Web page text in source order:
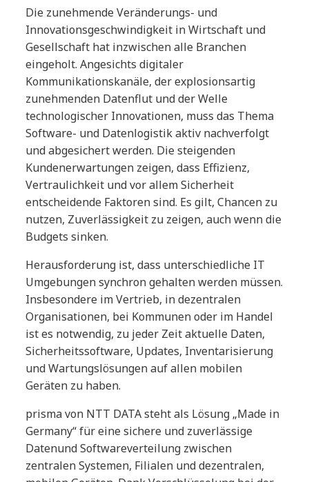
Die zunehmende Veränderungs- und
Innovationsgeschwindigkeit in Wirtschaft und
Gesellschaft hat inzwischen alle Branchen
eingeholt. Angesichts digitaler
Kommunikationskanäle, der explosionsartig
zunehmenden Datenflut und der Welle
technologischer Innovationen, muss das Thema
Software- und Datenlogistik aktiv nachverfolgt
und abgesichert werden. Die steigenden
Kundenerwartungen zeigen, dass Effizienz,
Vertraulichkeit und vor allem Sicherheit
entscheidende Faktoren sind. Es gilt, Chancen zu
nutzen, Zuverlässigkeit zu zeigen, auch wenn die
Budgets sinken.
Herausforderung ist, dass unterschiedliche IT
Umgebungen synchron gehalten werden müssen.
Insbesondere im Vertrieb, in dezentralen
Organisationen, bei Kommunen oder im Handel
ist es notwendig, zu jeder Zeit aktuelle Daten,
Sicherheitssoftware, Updates, Inventarisierung
und Wartungslösungen auf allen mobilen
Geräten zu haben.
prisma von NTT DATA steht als Lösung „Made in
Germany“ für eine sichere und zuverlässige
Datenund Softwareverteilung zwischen
zentralen Systemen, Filialen und dezentralen,